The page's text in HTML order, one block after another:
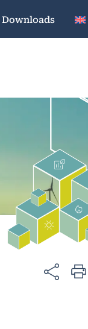
Downloads